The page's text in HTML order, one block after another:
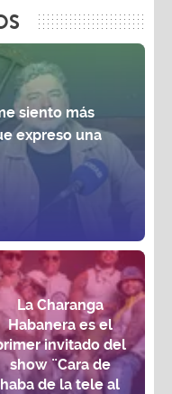
siento más
expreso una
La Charanga
Habanera es el
invitado del
show ¨Cara de
haba de la tele al